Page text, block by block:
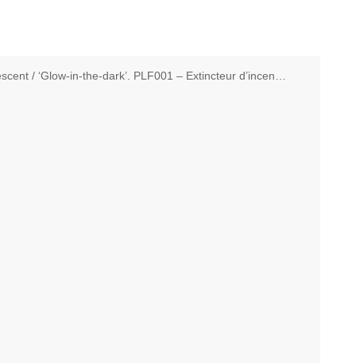
/ ‘Glow-in-the-dark’. PLF001 – Extincteur d’incendie